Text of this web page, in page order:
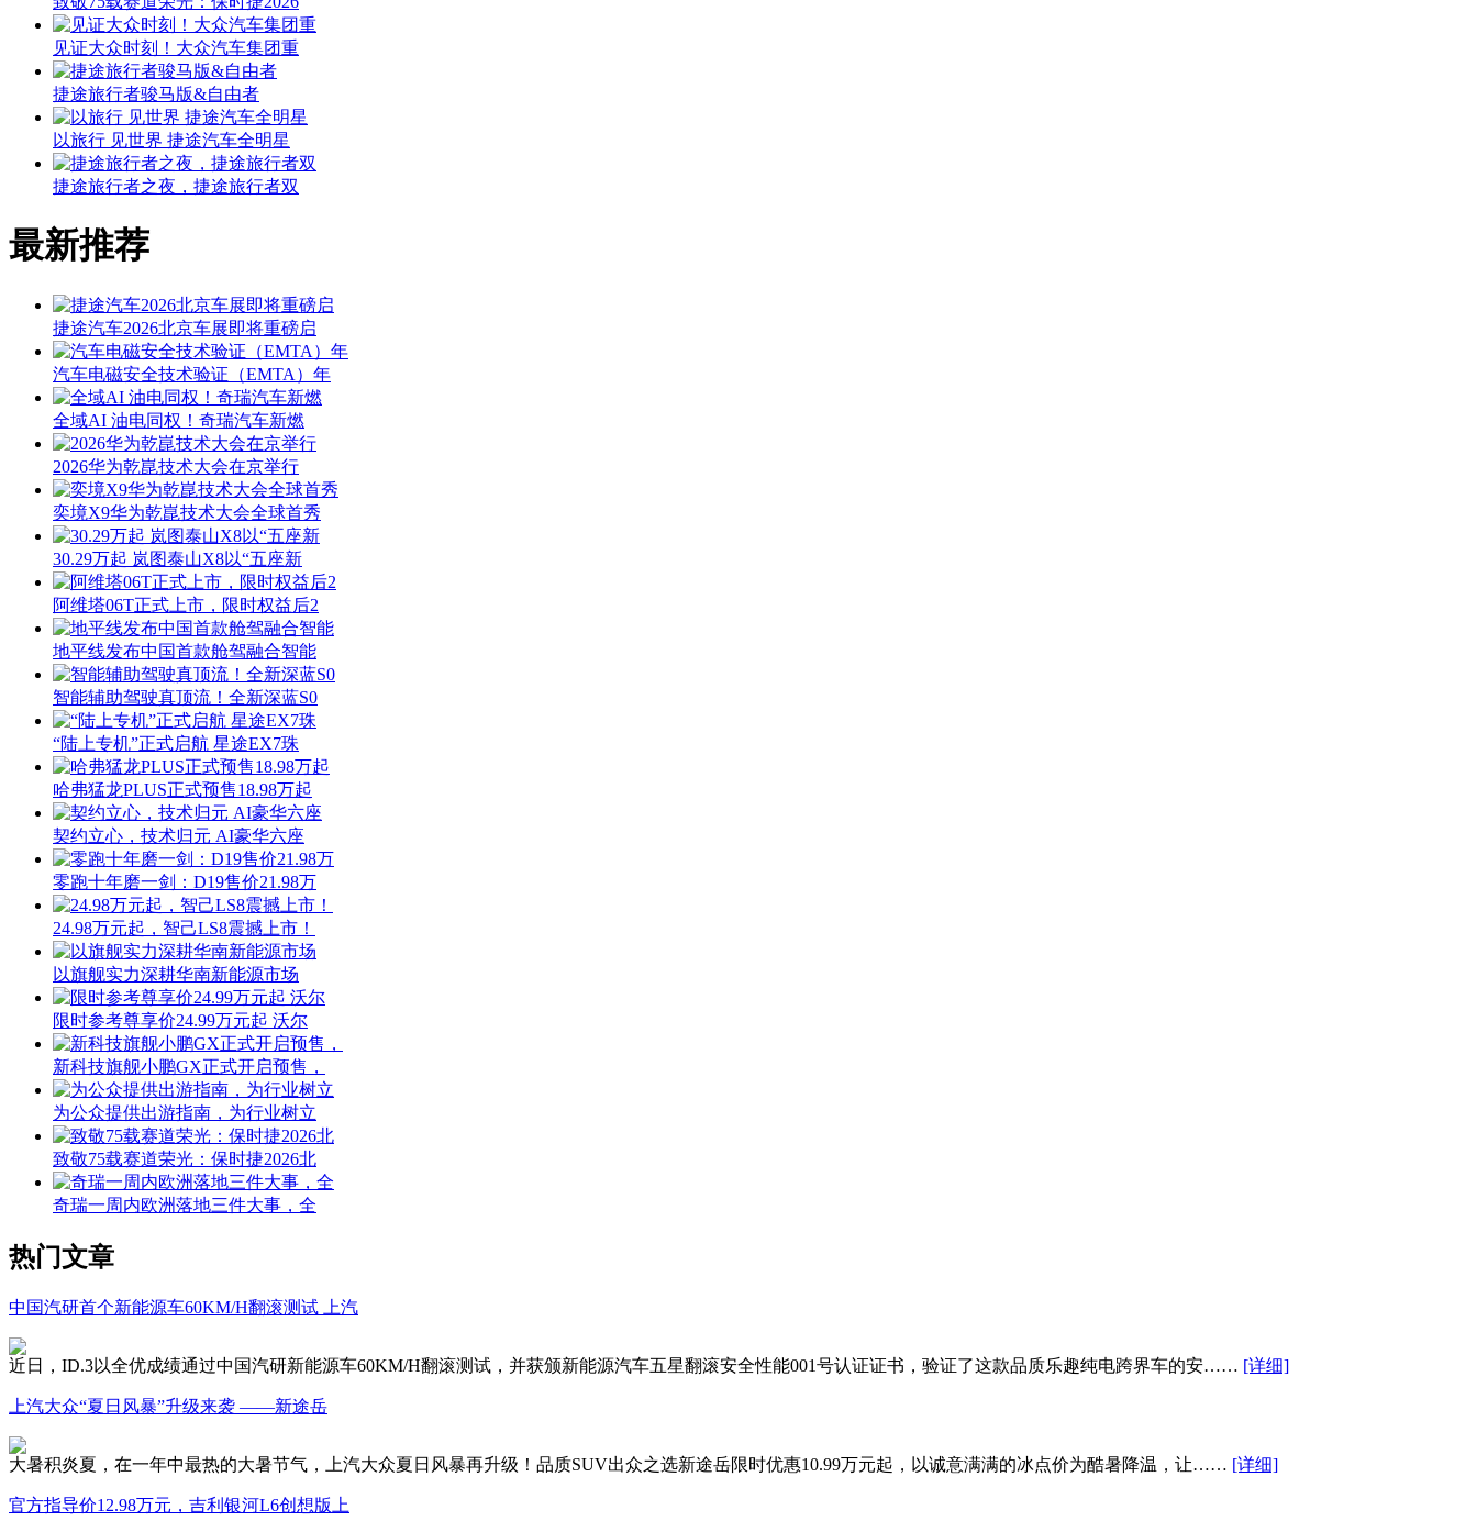
见证大众时刻！大众汽车集团重
捷途旅行者骏马版&自由者
以旅行 见世界 捷途汽车全明星
捷途旅行者之夜，捷途旅行者双
最新推荐
捷途汽车2026北京车展即将重磅启
汽车电磁安全技术验证（EMTA）年
全域AI 油电同权！奇瑞汽车新燃
2026华为乾崑技术大会在京举行
奕境X9华为乾崑技术大会全球首秀
30.29万起 岚图泰山X8以“五座新
阿维塔06T正式上市，限时权益后2
地平线发布中国首款舱驾融合智能
智能辅助驾驶真顶流！全新深蓝S0
“陆上专机”正式启航 星途EX7珠
哈弗猛龙PLUS正式预售18.98万起
契约立心，技术归元 AI豪华六座
零跑十年磨一剑：D19售价21.98万
24.98万元起，智己LS8震撼上市！
以旗舰实力深耕华南新能源市场
限时参考尊享价24.99万元起 沃尔
新科技旗舰小鹏GX正式开启预售，
为公众提供出游指南，为行业树立
致敬75载赛道荣光：保时捷2026北
奇瑞一周内欧洲落地三件大事，全
热门文章
中国汽研首个新能源车60KM/H翻滚测试 上汽
近日，ID.3以全优成绩通过中国汽研新能源车60KM/H翻滚测试，并获颁新能源汽车五星翻滚安全性能001号认证证书，验证了这款品质乐趣纯电跨界车的安…… [详细]
上汽大众“夏日风暴”升级来袭 ——新途岳
大暑积炎夏，在一年中最热的大暑节气，上汽大众夏日风暴再升级！品质SUV出众之选新途岳限时优惠10.99万元起，以诚意满满的冰点价为酷暑降温，让…… [详细]
官方指导价12.98万元，吉利银河L6创想版上